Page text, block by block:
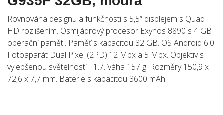
Rovnováha designu a funkčnosti s 5,5“ displejem s Quad
HD rozlišením. Osmijádrový procesor Exynos 8890 s 4 GB
operační paměti. Paměť s kapacitou 32 GB. OS Android 6.0.
Fotoaparát Dual Pixel (2PD) 12 Mpx a 5 Mpx. Objektiv s
vylepšenou světelností F1.7. Váha 157 g. Rozměry 150,9 x
72,6 x 7,7 mm. Baterie s kapacitou 3600 mAh.